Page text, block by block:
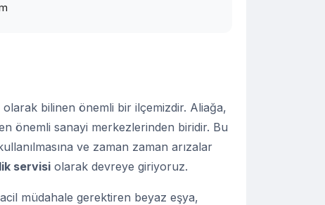
bilinen önemli bir ilçemizdir. Aliağa,
önemli sanayi merkezlerinden biridir. Bu
ve zaman zaman arızalar
servisi olarak devreye giriyoruz.
müdahale gerektiren beyaz eşya,